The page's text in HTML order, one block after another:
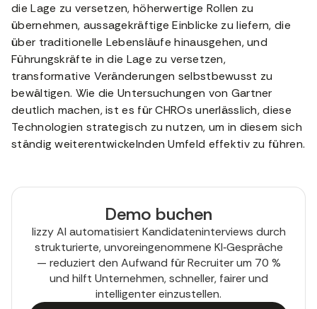
die Lage zu versetzen, höherwertige Rollen zu
übernehmen, aussagekräftige Einblicke zu liefern, die
über traditionelle Lebensläufe hinausgehen, und
Führungskräfte in die Lage zu versetzen,
transformative Veränderungen selbstbewusst zu
bewältigen. Wie die Untersuchungen von Gartner
deutlich machen, ist es für CHROs unerlässlich, diese
Technologien strategisch zu nutzen, um in diesem sich
ständig weiterentwickelnden Umfeld effektiv zu führen.
Demo buchen
lizzy AI automatisiert Kandidateninterviews durch
strukturierte, unvoreingenommene KI‑Gespräche
— reduziert den Aufwand für Recruiter um 70 %
und hilft Unternehmen, schneller, fairer und
intelligenter einzustellen.